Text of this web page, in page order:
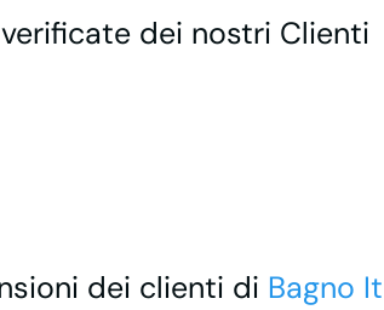
dei nostri Clienti
dei clienti di Bagno